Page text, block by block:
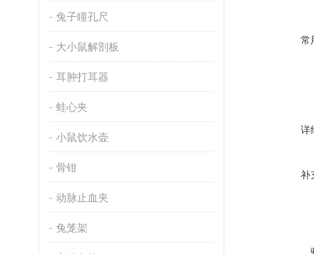
兔子瞳孔尺
大小鼠解剖板
耳肿打耳器
蛙心夹
小鼠饮水壶
骨钳
动脉止血夹
兔笼架
常
详
补